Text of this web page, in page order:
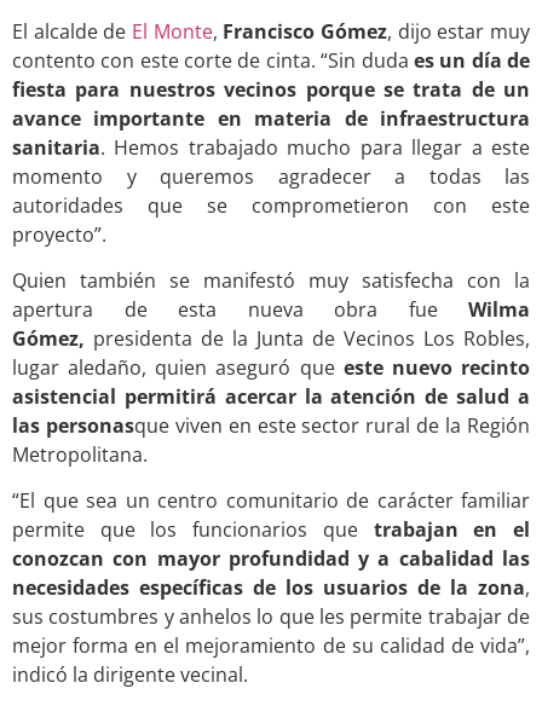
El alcalde de El Monte, Francisco Gómez, dijo estar muy
contento con este corte de cinta. “Sin duda es un día de
fiesta para nuestros vecinos porque se trata de un
avance importante en materia de infraestructura
sanitaria. Hemos trabajado mucho para llegar a este
momento y queremos agradecer a todas las
autoridades que se comprometieron con este
proyecto”.
Quien también se manifestó muy satisfecha con la
apertura de esta nueva obra fue Wilma
Gómez, presidenta de la Junta de Vecinos Los Robles,
lugar aledaño, quien aseguró que este nuevo recinto
asistencial permitirá acercar la atención de salud a
las personasque viven en este sector rural de la Región
Metropolitana.
“El que sea un centro comunitario de carácter familiar
permite que los funcionarios que trabajan en el
conozcan con mayor profundidad y a cabalidad las
necesidades específicas de los usuarios de la zona,
sus costumbres y anhelos lo que les permite trabajar de
mejor forma en el mejoramiento de su calidad de vida”,
indicó la dirigente vecinal.